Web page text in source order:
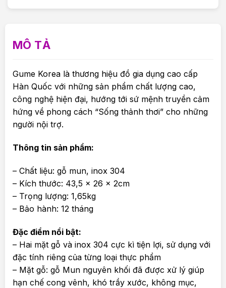
MÔ TẢ
Gume Korea là thương hiệu đồ gia dụng cao cấp
Hàn Quốc với những sản phẩm chất lượng cao,
công nghệ hiện đại, hướng tới sứ mệnh truyền cảm
hứng về phong cách “Sống thảnh thơi” cho những
người nội trợ.
Thông tin sản phẩm:
– Chất liệu: gỗ mun, inox 304
– Kích thước: 43,5 x 26 x 2cm
– Trọng lượng: 1,65kg
– Bảo hành: 12 tháng
Đặc điểm nổi bật:
– Hai mặt gỗ và inox 304 cực kì tiện lợi, sử dụng với
đặc tính riêng của từng loại thực phẩm
– Mặt gỗ: gỗ Mun nguyên khối đã được xử lý giúp
hạn chế cong vênh, khó trầy xước, không mục,